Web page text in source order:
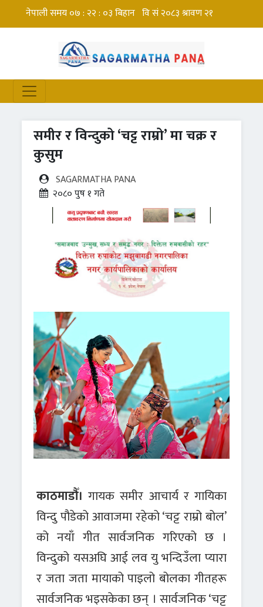
समीर र विन्दुको ‘चट्ट राम्रो’ मा चक्र र
कुसुम
SAGARMATHA PANA
२०८० पुष १ गते
काठमाडौँ।गायक समीर आचार्य र गायिका
विन्दु पौडेको आवाजमा रहेको ‘चट्ट राम्रो बोल’
को नयाँ गीत सार्वजनिक गरिएको छ ।
विन्दुको यसअघि आई लव यु भन्दिउँला प्यारा
र जता जता मायाको पाइलो बोलका गीतहरू
सार्वजनिक भइसकेका छन् । सार्वजनिक ‘चट्ट